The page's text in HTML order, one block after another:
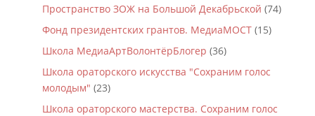
Пространство ЗОЖ на Большой Декабрьской (74)
Фонд президентских грантов. МедиаМОСТ(15)
Школа МедиаАртВолонтёрБлогер (36)
Школа ораторского искусства "Сохраним голос
молодым" (23)
Школа ораторского мастерства. Сохраним голос